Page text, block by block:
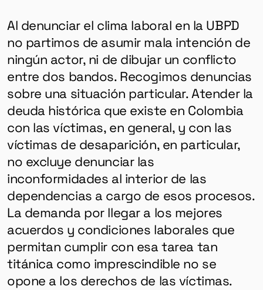
Al denunciar el clima laboral en la UBPD
no partimos de asumir mala intención de
ningún actor, ni de dibujar un conflicto
entre dos bandos. Recogimos denuncias
sobre una situación particular. Atender la
deuda histórica que existe en Colombia
con las víctimas, en general, y con las
víctimas de desaparición, en particular,
no excluye denunciar las
inconformidades al interior de las
dependencias a cargo de esos procesos.
La demanda por llegar a los mejores
acuerdos y condiciones laborales que
permitan cumplir con esa tarea tan
titánica como imprescindible no se
opone a los derechos de las víctimas.